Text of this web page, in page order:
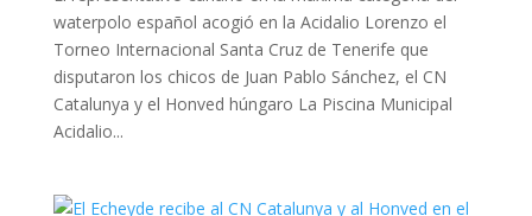
waterpolo español acogió en la Acidalio Lorenzo el
Torneo Internacional Santa Cruz de Tenerife que
disputaron los chicos de Juan Pablo Sánchez, el CN
Catalunya y el Honved húngaro La Piscina Municipal
Acidalio...